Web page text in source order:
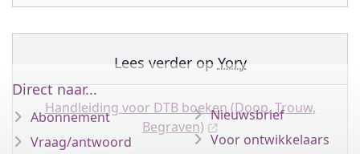
Lees verder op Yory
Handleiding voor DTB boeken (Doop, Trouw,
Begraven)
Direct naar...
Abonnement
Vraag/antwoord
Nieuwsbrief
Voor ontwikkelaars